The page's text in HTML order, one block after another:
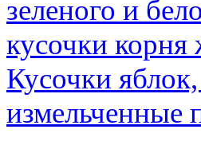
зеленого и
кусочки
Кусочки
измельченные